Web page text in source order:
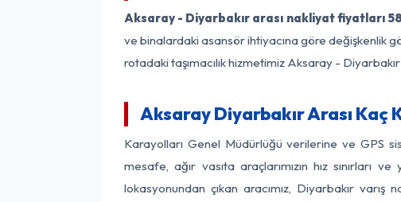
Aksaray - Diyarbakır arası nakliyat fiyatları
ve binalardaki asansör ihtiyacına göre değişkenlik
rotadaki taşımacılık hizmetimiz Aksaray -
Aksaray Diyarbakır Arası Kaç
Karayolları Genel Müdürlüğü verilerine ve GPS
mesafe, ağır vasıta araçlarımızın hız
lokasyonundan çıkan aracımız, Diyarbakır